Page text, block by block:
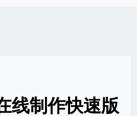
线制作快速版